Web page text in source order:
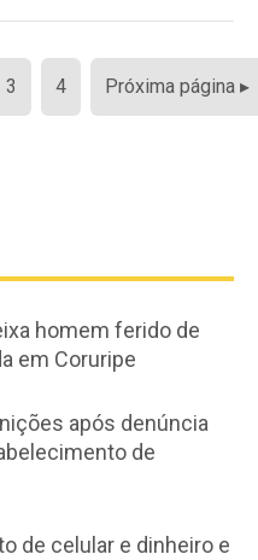
3 4 Próxima página ▸
homem ferido de
em Coruripe
após denúncia
de
de celular e dinheiro e